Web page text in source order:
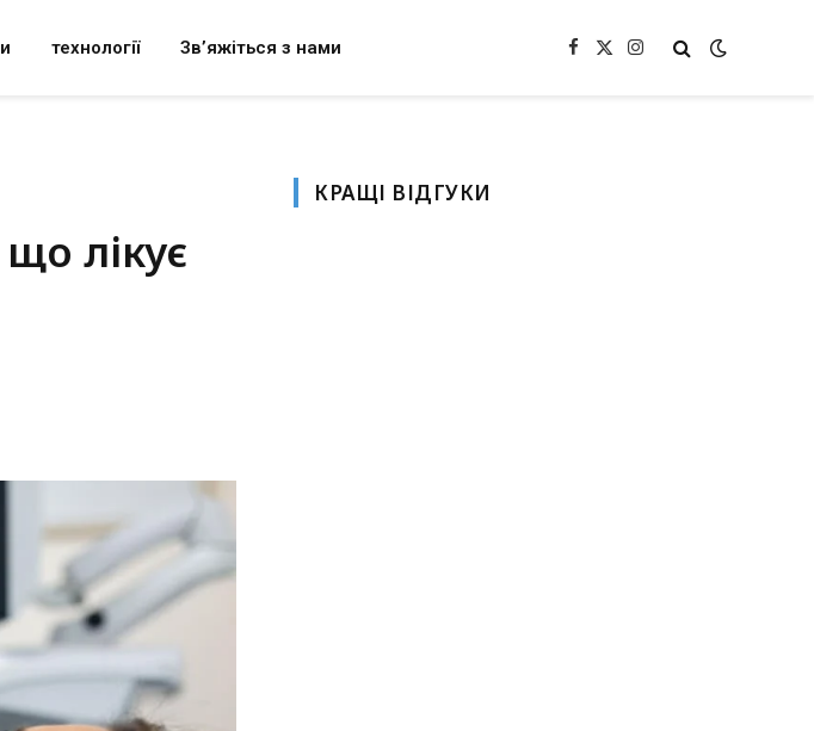
технології Зв’яжіться з нами Facebook
X
Instagram
лікує
КРАЩІ ВІДГУКИ